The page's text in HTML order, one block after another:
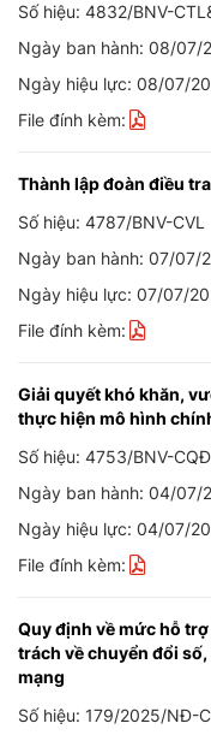
Số hiệu: 4832/BNV-
Ngày ban hành: 08/07/
Ngày hiệu lực: 08/07/
File đính kèm:
Thành lập đoàn điều
Số hiệu: 4787/BNV-CVL
Ngày ban hành: 07/07/
Ngày hiệu lực: 07/07/
File đính kèm:
Giải quyết khó khăn,
thực hiện mô hình
Số hiệu: 4753/BNV-
Ngày ban hành: 04/07/
Ngày hiệu lực: 04/07/
File đính kèm:
Quy định về mức hỗ
trách về chuyển đổi
mạng
Số hiệu: 179/2025/NĐ-